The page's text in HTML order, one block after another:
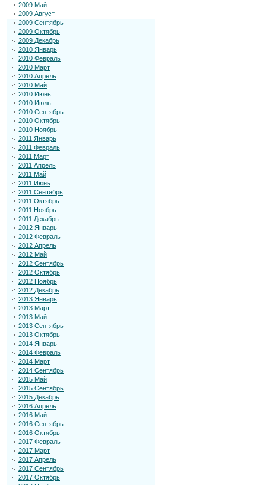
2009 Май
2009 Август
2009 Сентябрь
2009 Октябрь
2009 Декабрь
2010 Январь
2010 Февраль
2010 Март
2010 Апрель
2010 Май
2010 Июнь
2010 Июль
2010 Сентябрь
2010 Октябрь
2010 Ноябрь
2011 Январь
2011 Февраль
2011 Март
2011 Апрель
2011 Май
2011 Июнь
2011 Сентябрь
2011 Октябрь
2011 Ноябрь
2011 Декабрь
2012 Январь
2012 Февраль
2012 Апрель
2012 Май
2012 Сентябрь
2012 Октябрь
2012 Ноябрь
2012 Декабрь
2013 Январь
2013 Март
2013 Май
2013 Сентябрь
2013 Октябрь
2014 Январь
2014 Февраль
2014 Март
2014 Сентябрь
2015 Май
2015 Сентябрь
2015 Декабрь
2016 Апрель
2016 Май
2016 Сентябрь
2016 Октябрь
2017 Февраль
2017 Март
2017 Апрель
2017 Сентябрь
2017 Октябрь